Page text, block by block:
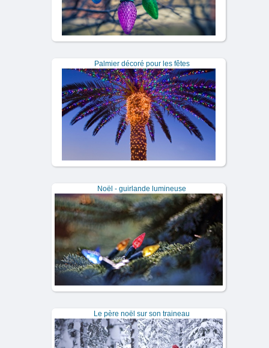
Palmier décoré pour les fêtes
Noël - guirlande lumineuse
Le père noël sur son traineau